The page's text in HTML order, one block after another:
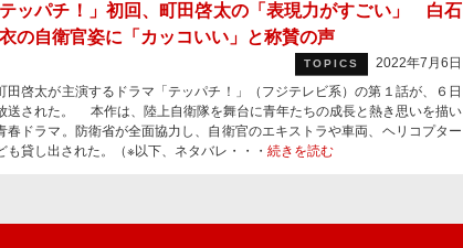
テッパチ！」初回、町田啓太の「表現力がすごい」 白石
の自衛官姿に「カッコいい」と称賛の声
TOPICS
2022年7月6日
田啓太が主演するドラマ「テッパチ！」（フジテレビ系）の第１話が、６日
送された。 本作は、陸上自衛隊を舞台に青年たちの成長と熱き思いを描い
春ドラマ。防衛省が全面協力し、自衛官のエキストラや車両、ヘリコプター
も貸し出された。（※以下、ネタバレ・・・ 続きを読む